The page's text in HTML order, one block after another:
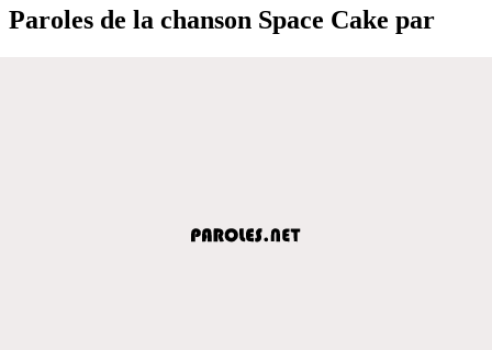
Paroles de la chanson Space Cake par